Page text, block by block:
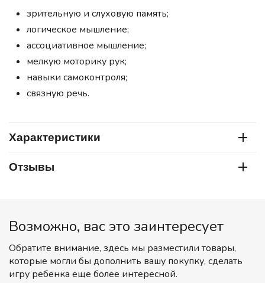
зрительную и слуховую память;
логическое мышление;
ассоциативное мышление;
мелкую моторику рук;
навыки самоконтроля;
связную речь.
Характеристики
Отзывы
Возможно, вас это заинтересует
Обратите внимание, здесь мы разместили товары,
которые могли бы дополнить вашу покупку, сделать
игру ребенка еще более интересной.